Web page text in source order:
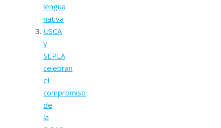
lengua
nativa
USCA
y
SEPLA
celebran
el
compromiso
de
la